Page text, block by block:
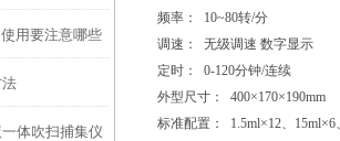
用要注意哪些
体吹扫捕集仪
频率： 10~80转/分
调速： 无级调速 数字显示
定时： 0-120分钟/连续
外型尺寸： 400×170×190mm
标准配置： 1.5ml×12、15ml×6